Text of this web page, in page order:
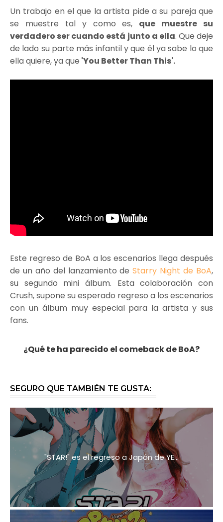
Un trabajo en el que la artista pide a su pareja que
se muestre tal y como es, que muestre su
verdadero ser cuando está junto a ella. Que deje
de lado su parte más infantil y que él ya sabe lo que
ella quiere, ya que 'You Better Than This'.
Este regreso de BoA a los escenarios llega después
de un año del lanzamiento deStarry Night de BoA,
su segundo mini álbum. Esta colaboración con
Crush, supone su esperado regreso a los escenarios
con un álbum muy especial para la artista y sus
fans.
¿Qué te ha parecido el comeback de BoA?
SEGURO QUE TAMBIÉN TE GUSTA:
"STAR!" es el regreso a Japón de YE...